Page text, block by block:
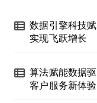
数据引擎科技
实现飞跃增长
算法赋能数据
客户服务新体验